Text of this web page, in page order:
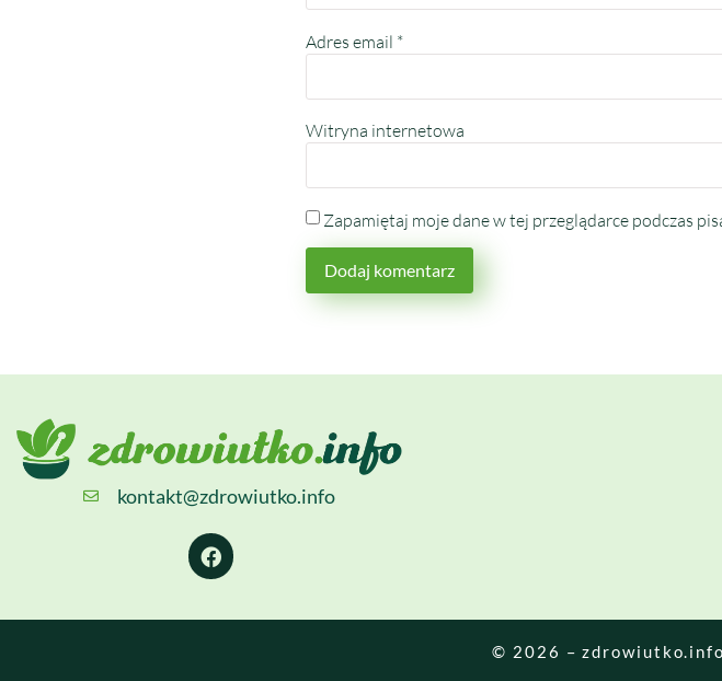
Adres email *
Witryna internetowa
Zapamiętaj moje dane w tej przeglądarce podczas
kontakt@zdrowiutko.info
© 2026 – zdrowiutko.info